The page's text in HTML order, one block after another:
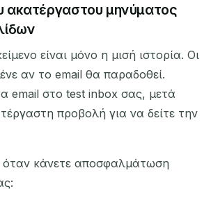
ακατέργαστου μηνύματος
είναι μόνο η μισή ιστορία. Οι
αν το email θα παραδοθεί.
email στο test inbox σας, μετά
προβολή για να δείτε την
κάνετε αποσφαλμάτωση